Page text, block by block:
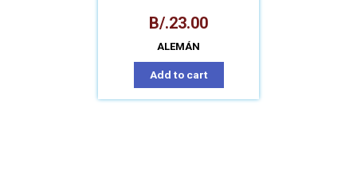
B/.23.00
ALEMÁN
Add to cart